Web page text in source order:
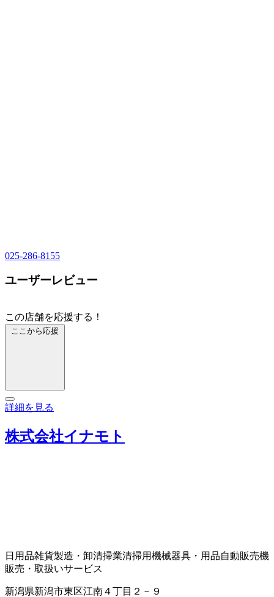
025-286-8155
ユーザーレビュー
この店舗を応援する！
ここから応援
詳細を見る
株式会社イナモト
日用品雑貨製造・卸清掃業清掃用機械器具・用品自動販売機
販売・取扱いサービス
新潟県新潟市東区江南４丁目２－９